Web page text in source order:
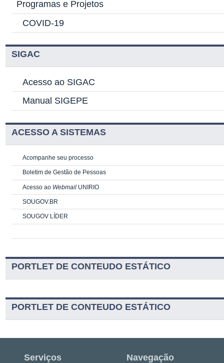
Programas e Projetos
COVID-19
SIGAC
Acesso ao SIGAC
Manual SIGEPE
ACESSO A SISTEMAS
Acompanhe seu processo
Boletim de Gestão de Pessoas
Acesso ao Webmail UNIRIO
SOUGOV.BR
SOUGOV LÍDER
PORTLET DE CONTEUDO ESTÁTICO
PORTLET DE CONTEUDO ESTÁTICO
Serviços Navegação